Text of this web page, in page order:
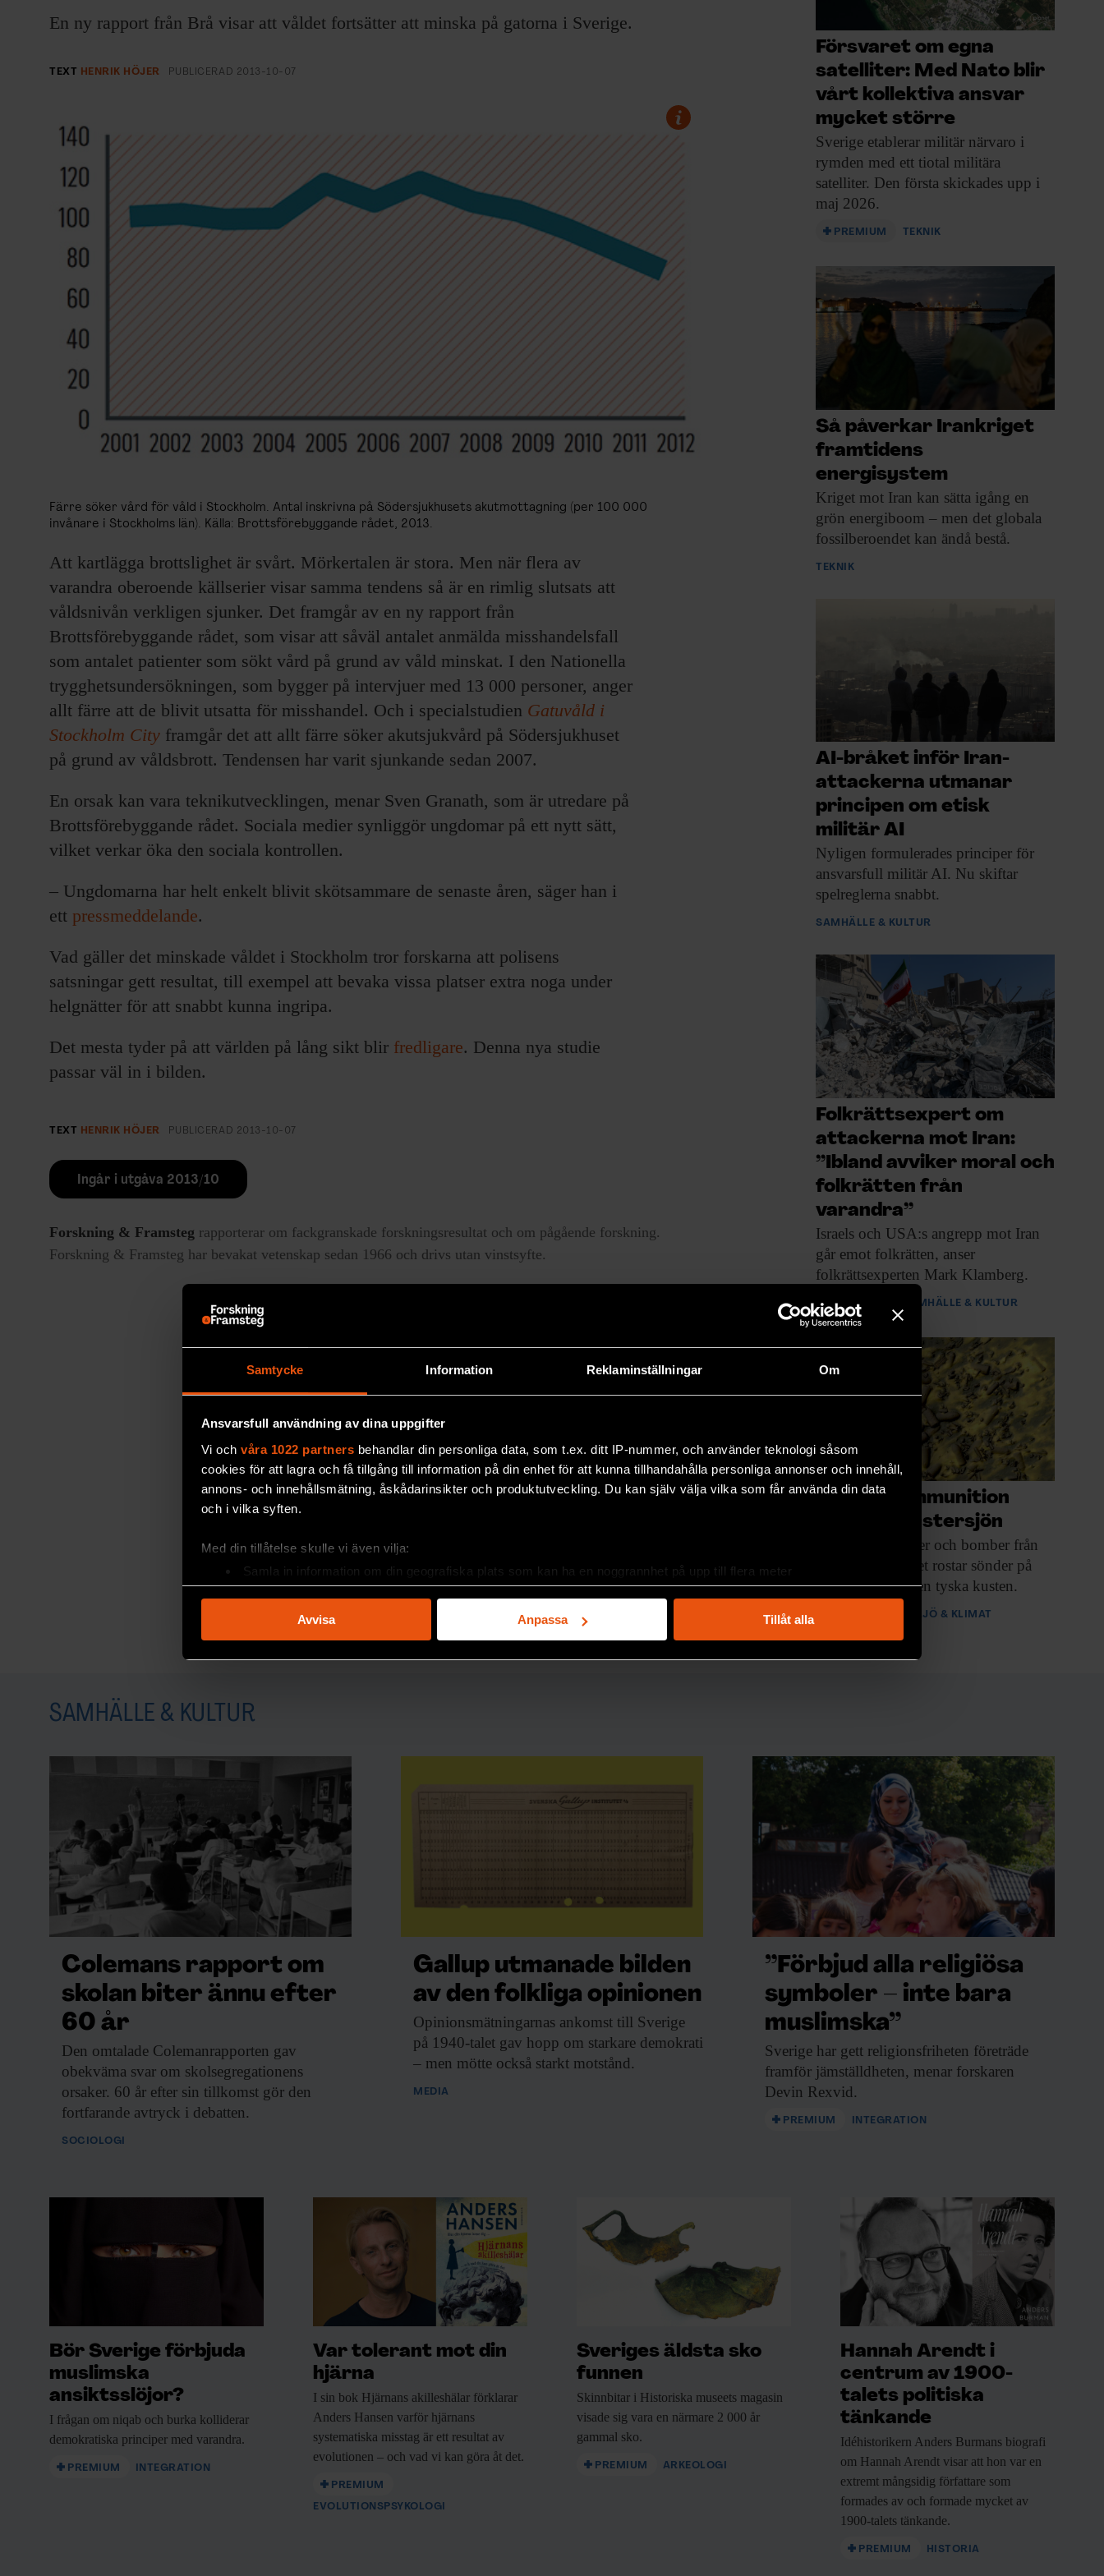
Samtycke Information Reklaminställningar Om
Ansvarsfull användning av dina uppgifter
Vi och våra 1022 partners behandlar din personliga data, som t.ex. ditt IP-nummer, och använder teknologi såsom
cookies för att lagra och få tillgång till information på din enhet för att kunna tillhandahålla personliga annonser och innehåll,
annons- och innehållsmätning, åskådarinsikter och produktutveckling. Du kan själv välja vilka som får använda din data
och i vilka syften.
Med din tillåtelse skulle vi även vilja:
Samla in information om din geografiska plats som kan ha en noggrannhet på upp till flera meter
Identifiera din enhet genom att aktivt skanna den för specifika kännetecken (fingeravtryck)
Ta reda på mer om hur dina personliga uppgifter behandlas och ställ in dina preferenser i
detaljsektionen. Du kan ändra
till de sociala medier och annons- och analysföretag som vi samarbetar med. Dessa kan i sin tur kombinera informationen
Avvisa Anpassa Tillåt alla
EVENEMANG & RESOR
SKRIV I F&F
PRENUMERERA PÅ F&F
ANNONSERA I F&F
OM F&F
En ny rapport från Brå visar att våldet fortsätter att minska på gatorna i Sverige.
TEXT HENRIK HÖJER PUBLICERAD 2013-10-07
Färre söker vård för våld i Stockholm. Antal inskrivna på Södersjukhusets akutmottagning (per 100 000
invånare i Stockholms län). Källa: Brottsförebyggande rådet, 2013.
Att kartlägga brottslighet är svårt. Mörkertalen är stora. Men när flera av
varandra oberoende källserier visar samma tendens så är en rimlig slutsats att
våldsnivån verkligen sjunker. Det framgår av en ny rapport från
Brottsförebyggande rådet, som visar att såväl antalet anmälda misshandelsfall
som antalet patienter som sökt vård på grund av våld minskat. I den Nationella
trygghetsundersökningen, som bygger på intervjuer med 13 000 personer, anger
allt färre att de blivit utsatta för misshandel. Och i specialstudien Gatuvåld i
Stockholm City framgår det att allt färre söker akutsjukvård på Södersjukhuset
på grund av våldsbrott. Tendensen har varit sjunkande sedan 2007.
En orsak kan vara teknikutvecklingen, menar Sven Granath, som är utredare på
Brottsförebyggande rådet. Sociala medier synliggör ungdomar på ett nytt sätt,
vilket verkar öka den sociala kontrollen.
– Ungdomarna har helt enkelt blivit skötsammare de senaste åren, säger han i
ett pressmeddelande.
Vad gäller det minskade våldet i Stockholm tror forskarna att polisens
satsningar gett resultat, till exempel att bevaka vissa platser extra noga under
helgnätter för att snabbt kunna ingripa.
Det mesta tyder på att världen på lång sikt blir fredligare. Denna nya studie
passar väl in i bilden.
TEXT HENRIK HÖJER PUBLICERAD 2013-10-07
Ingår i utgåva 2013/10
Forskning & Framsteg rapporterar om fackgranskade forskningsresultat och om pågående forskning.
Forskning & Framsteg har bevakat vetenskap sedan 1966 och drivs utan vinstsyfte.
Försvaret om egna
satelliter: Med Nato blir
vårt kollektiva ansvar
mycket större
Sverige etablerar militär närvaro i
rymden med ett tiotal militära
satelliter. Den första skickades upp i
maj 2026.
PREMIUM TEKNIK
Så påverkar Irankriget
framtidens
energisystem
Kriget mot Iran kan sätta igång en
grön energiboom – men det globala
fossilberoendet kan ändå bestå.
TEKNIK
AI-bråket inför Iran-
attackerna utmanar
principen om etisk
militär AI
Nyligen formulerades principer för
ansvarsfull militär AI. Nu skiftar
spelreglerna snabbt.
SAMHÄLLE & KULTUR
Folkrättsexpert om
attackerna mot Iran:
”Ibland avviker moral och
folkrätten från
varandra”
Israels och USA:s angrepp mot Iran
går emot folkrätten, anser
folkrättsexperten Mark Klamberg.
PREMIUM SAMHÄLLE & KULTUR
Dumpad ammunition
förgiftar Östersjön
Torpeder, granater och bomber från
andra världskriget rostar sönder på
botten utanför den tyska kusten.
MILJÖ & KLIMAT
SAMHÄLLE & KULTUR
Colemans rapport om
skolan biter ännu efter
60 år
Den omtalade Colemanrapporten gav
obekväma svar om skolsegregationens
orsaker. 60 år efter sin tillkomst gör den
fortfarande avtryck i debatten.
SOCIOLOGI
Gallup utmanade bilden
av den folkliga opinionen
Opinionsmätningarnas ankomst till Sverige
på 1940-talet gav hopp om starkare demokrati
– men mötte också starkt motstånd.
MEDIA
”Förbjud alla religiösa
symboler – inte bara
muslimska”
Sverige har gett religionsfriheten företräde
framför jämställdheten, menar forskaren
Devin Rexvid.
PREMIUM INTEGRATION
Bör Sverige förbjuda
muslimska
ansiktsslöjor?
I frågan om niqab och burka kolliderar
demokratiska principer med varandra.
PREMIUM INTEGRATION
Var tolerant mot din
hjärna
I sin bok Hjärnans akilleshälar förklarar
Anders Hansen varför hjärnans
systematiska misstag är ett resultat av
evolutionen – och vad vi kan göra åt det.
PREMIUM
EVOLUTIONSPSYKOLOGI
Sveriges äldsta sko
funnen
Skinnbitar i Historiska museets magasin
visade sig vara en närmare 2 000 år
gammal sko.
PREMIUM ARKEOLOGI
Hannah Arendt i
centrum av 1900-
talets politiska
tänkande
Idéhistorikern Anders Burmans biografi
om Hannah Arendt visar att hon var en
extremt mångsidig författare som
formades av och formade mycket av
1900-talets tänkande.
PREMIUM HISTORIA